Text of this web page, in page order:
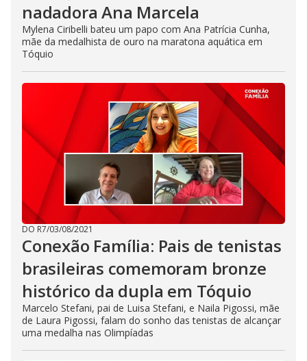
nadadora Ana Marcela
Mylena Ciribelli bateu um papo com Ana Patrícia Cunha,
mãe da medalhista de ouro na maratona aquática em
Tóquio
DO R7/03/08/2021
Conexão Família: Pais de tenistas
brasileiras comemoram bronze
histórico da dupla em Tóquio
Marcelo Stefani, pai de Luisa Stefani, e Naila Pigossi, mãe
de Laura Pigossi, falam do sonho das tenistas de alcançar
uma medalha nas Olimpíadas